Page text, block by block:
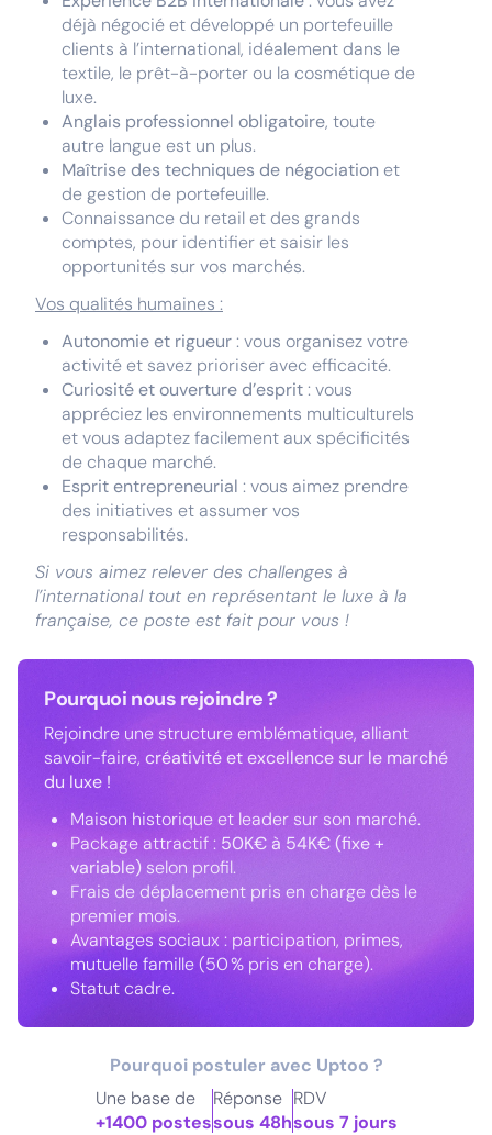
déjà négocié et développé un portefeuille
clients à l’international, idéalement dans le
textile, le prêt-à-porter ou la cosmétique de
luxe.
Anglais professionnel obligatoire, toute
autre langue est un plus.
Maîtrise des techniques de négociation et
de gestion de portefeuille.
Connaissance du retail et des grands
comptes, pour identifier et saisir les
opportunités sur vos marchés.
Vos qualités humaines :
Autonomie et rigueur: vous organisez votre
activité et savez prioriser avec efficacité.
Curiosité et ouverture d’esprit: vous
appréciez les environnements multiculturels
et vous adaptez facilement aux spécificités
de chaque marché.
Esprit entrepreneurial : vous aimez prendre
des initiatives et assumer vos
responsabilités.
Si vous aimez relever des challenges à
l’international tout en représentant le luxe à la
française, ce poste est fait pour vous !
Pourquoi nous rejoindre ?
Rejoindre une structure emblématique, alliant
savoir-faire, créativité et excellence sur le marché
du luxe !
Maison historique et leader sur son marché.
Package attractif : 50K€ à 54K€ (fixe +
variable)selon profil.
Frais de déplacement pris en charge dès le
premier mois.
Avantages sociaux : participation, primes,
mutuelle famille (50 % pris en charge).
Statut cadre.
Pourquoi postuler avec Uptoo ?
Une base de
+1400 postes
Réponse
sous 48h
RDV
sous 7 jours